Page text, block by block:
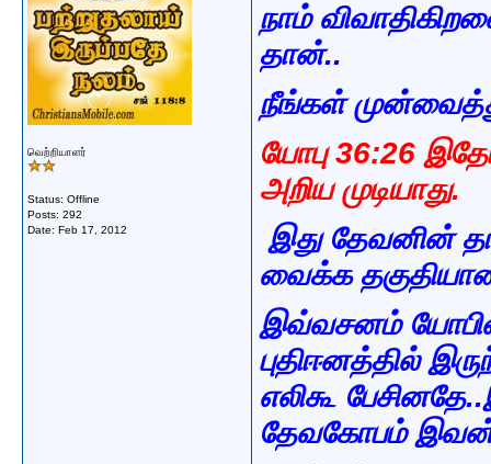
வெற்றியாளர்
Status: Offline
Posts: 292
Date: Feb 17, 2012
நாம்
தான்..
நீங்கள்
யோபு 36:26
அறிய முடியாது.
இது தேவனின்
வைக்க
இவ்வசனம்
புதிஈனத்தில்
எலிகூ
தேவகோபம் இவன்